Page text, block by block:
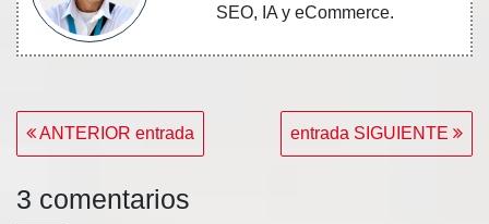
SEO, IA y eCommerce.
Navegación
de
entradas
ANTERIOR entrada entrada SIGUIENTE
3 comentarios